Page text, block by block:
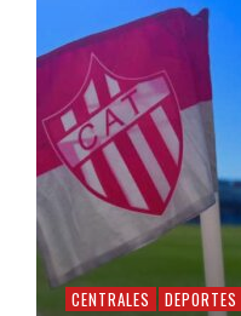
CENTRALES DEPORTES